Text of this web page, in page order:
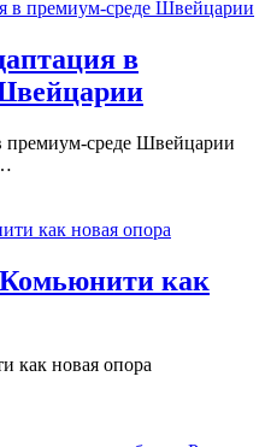
в
премиум-среде Швейцарии
как
как новая опора